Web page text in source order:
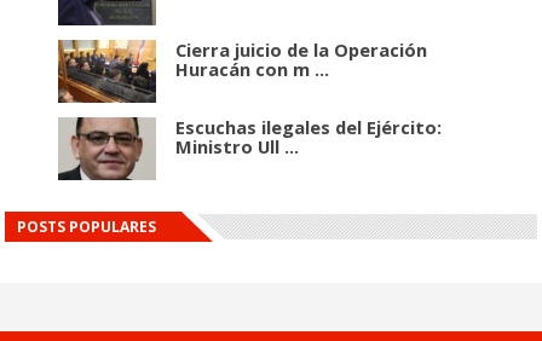
Cierra juicio de la Operación
Huracán con m ...
Escuchas ilegales del Ejército:
Ministro Ull ...
POSTS POPULARES